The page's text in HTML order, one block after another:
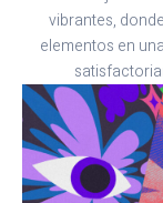
vibrantes,
elementos en